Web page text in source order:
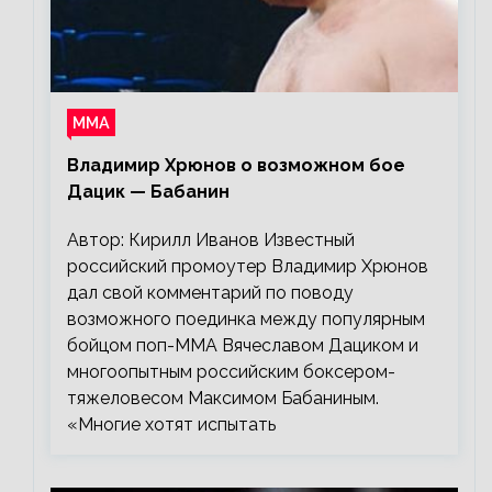
ММА
Владимир Хрюнов о возможном бое
Дацик — Бабанин
Автор: Кирилл Иванов Известный
российский промоутер Владимир Хрюнов
дал свой комментарий по поводу
возможного поединка между популярным
бойцом поп-ММА Вячеславом Дациком и
многоопытным российским боксером-
тяжеловесом Максимом Бабаниным.
«Многие хотят испытать